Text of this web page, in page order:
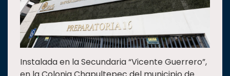
Investigación
Internacionalización
Responsabilidad
social
Instalada en la Secundaria “Vicente Guerrero”,